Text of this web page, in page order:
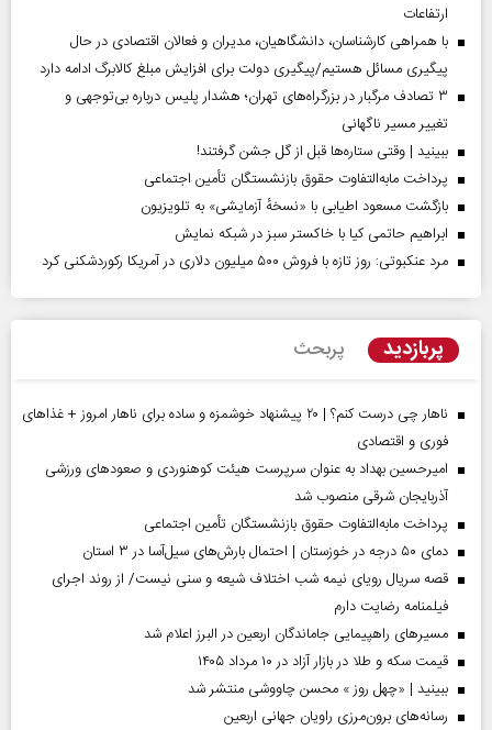
ارتفاعات
با همراهی کارشناسان، دانشگاهیان، مدیران و فعالان اقتصادی در حال
پیگیری مسائل هستیم/پیگیری دولت برای افزایش مبلغ کالابرگ ادامه دارد
۳ تصادف مرگبار در بزرگراه‌های تهران؛ هشدار پلیس درباره بی‌توجهی و
تغییر مسیر ناگهانی
ببینید | وقتی ستاره‌ها قبل از گل جشن گرفتند!
پرداخت مابه‌التفاوت حقوق بازنشستگان تأمین اجتماعی
بازگشت مسعود اطیابی با «نسخهٔ آزمایشی» به تلویزیون
ابراهیم حاتمی کیا با خاکستر سبز در شبکه نمایش
مرد عنکبوتی: روز تازه با فروش ۵۰۰ میلیون دلاری در آمریکا رکوردشکنی کرد
پربازدید پربحث
ناهار چی درست کنم؟ | ۲۰ پیشنهاد خوشمزه و ساده برای ناهار امروز + غذاهای
فوری و اقتصادی
امیرحسین بهداد به عنوان سرپرست هیئت کوهنوردی و صعودهای ورزشی
آذربایجان شرقی منصوب شد
پرداخت مابه‌التفاوت حقوق بازنشستگان تأمین اجتماعی
دمای ۵۰ درجه در خوزستان | احتمال بارش‌های سیل‌آسا در ۳ استان
قصه سریال رویای نیمه شب اختلاف شیعه و سنی نیست/ از روند اجرای
فیلمنامه رضایت دارم
مسیر‌های راهپیمایی جاماندگان اربعین در البرز اعلام شد
قیمت سکه و طلا در بازار آزاد در ۱۰ مرداد ۱۴۰۵
ببینید | «چهل روز » محسن چاووشی منتشر شد
رسانه‌های برون‌مرزی راویان جهانی اربعین